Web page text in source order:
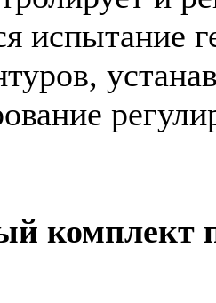
испытание
комплект